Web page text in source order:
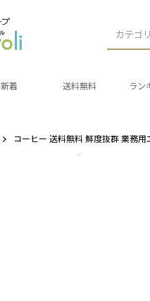
カテゴ
新着 送料無料 ラン
コーヒー 送料無料 鮮度抜群 業務